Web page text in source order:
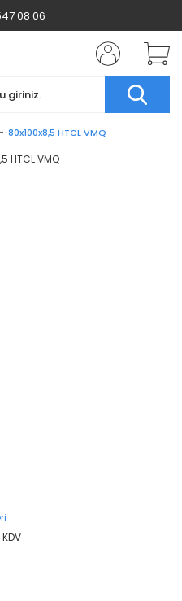
08 06
80x100x8,5 HTCL VMQ